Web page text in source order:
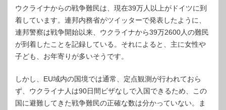
ウクライナからの戦争難民は、現在39万人以上がドイツに到
着しています。連邦内務省がツイッターで発表したように、
連邦警察は戦争開始以来、ウクライナから39万2600人の難民
が到着したことを記録している。それによると、主に女性や
子ども、お年寄りが多いそうです。
しかし、EU域内の国境では通常、定点観測が行われておら
ず、ウクライナ人は90日間ビザなしで入国できるため、この
国に避難してきた戦争難民の正確な数は分かっていない。ま